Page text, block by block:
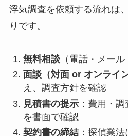
浮気調査を依頼する流れは
りです。
無料相談（電話・メール
面談（対面 or オンライン
え、調査方針を確認
見積書の提示：費用・調
を書面で確認
契約書の締結：探偵業法